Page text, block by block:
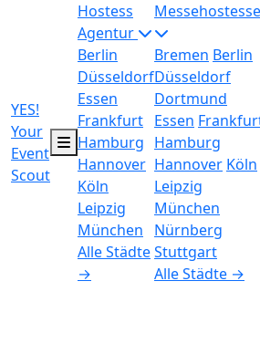
YES!
Your
Event
Scout
Hostess
Agentur
Berlin
Düsseldorf
Essen
Frankfurt
Hamburg
Hannover
Köln
Leipzig
München
Alle Städte
→
Bremen Berlin
Düsseldorf
Dortmund
Essen
Hamburg
Hannover Köln
Leipzig
München
Nürnberg
Stuttgart
Alle Städte →